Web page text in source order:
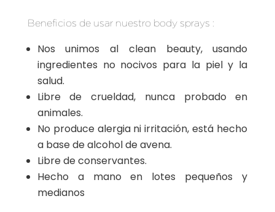
Beneficios de usar nuestro body sprays :
Nos unimos al clean beauty, usando
ingredientes no nocivos para la piel y la
salud.
Libre de crueldad, nunca probado en
animales.
No produce alergia ni irritación, está hecho
a base de alcohol de avena.
Libre de conservantes.
Hecho a mano en lotes pequeños y
medianos